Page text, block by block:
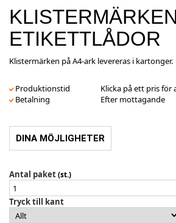
ETIKETTLÅDOR
Klistermärken på A4-ark levereras i kartonger.
Produktionstid
Klicka på ett pris
Betalning
Efter mottagande
DINA MÖJLIGHETER
Antal paket(st.)
Tryck till kant